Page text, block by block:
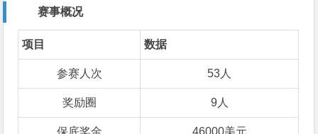
赛事概况
项目 数据
参赛人次 53人
奖励圈 9人
保底奖金 46000美元